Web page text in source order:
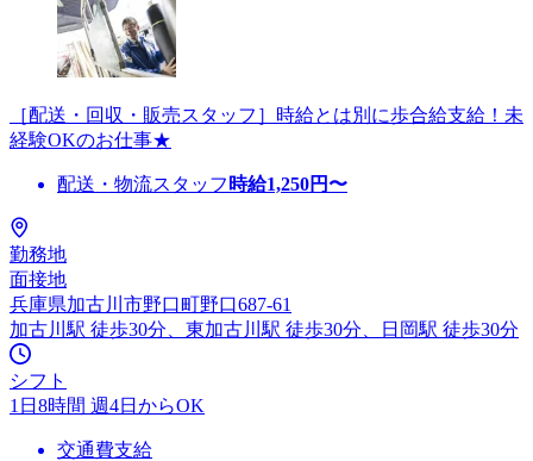
［配送・回収・販売スタッフ］時給とは別に歩合給支給！未
経験OKのお仕事★
配送・物流スタッフ 時給1,250円〜
勤務地
面接地
兵庫県加古川市野口町野口687-61
加古川駅 徒歩30分、東加古川駅 徒歩30分、日岡駅 徒歩30分
シフト
1日8時間 週4日からOK
交通費支給